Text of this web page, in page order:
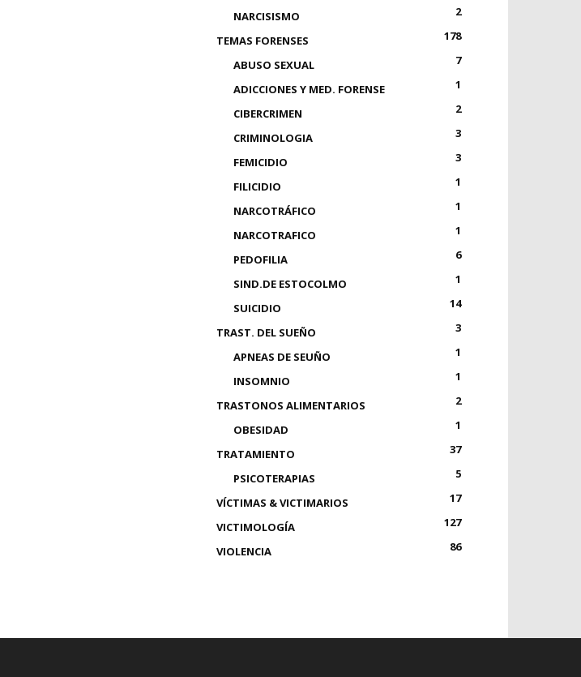
NARCISISMO
2
TEMAS FORENSES
178
ABUSO SEXUAL
7
ADICCIONES Y MED. FORENSE
1
CIBERCRIMEN
2
CRIMINOLOGIA
3
FEMICIDIO
3
FILICIDIO
1
NARCOTRÁFICO
1
NARCOTRAFICO
1
PEDOFILIA
6
SIND.DE ESTOCOLMO
1
SUICIDIO
14
TRAST. DEL SUEÑO
3
APNEAS DE SEUÑO
1
INSOMNIO
1
TRASTONOS ALIMENTARIOS
2
OBESIDAD
1
TRATAMIENTO
37
PSICOTERAPIAS
5
VÍCTIMAS & VICTIMARIOS
17
VICTIMOLOGÍA
127
VIOLENCIA
86